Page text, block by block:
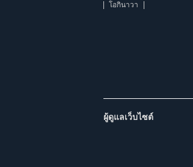
โอกินาวา
ผู้ดูแลเว็บไซต์